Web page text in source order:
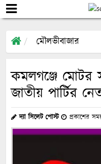
মৌলভীবাজার
কমলগঞ্জে মোটর
জাতীয় পার্টির
দ্যা সিলেট পোস্ট প্রকাশের